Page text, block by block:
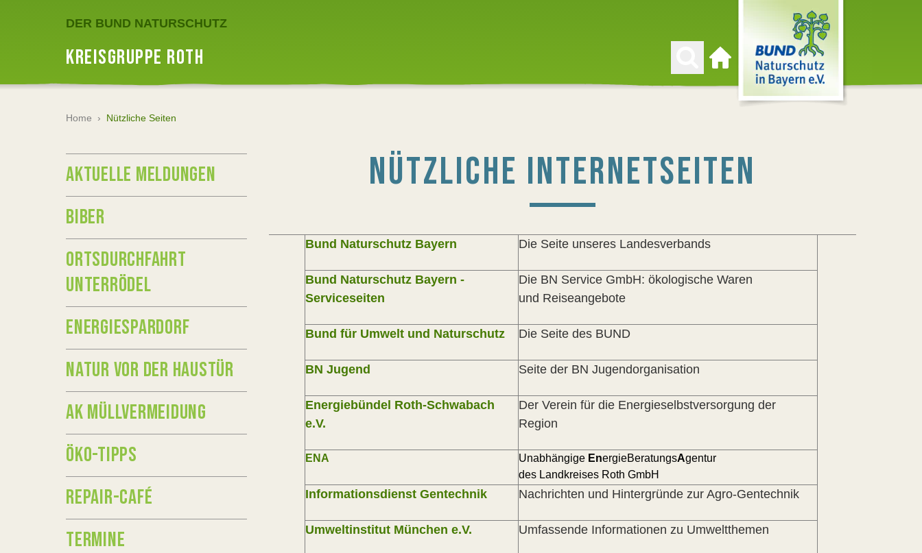
DER BUND NATURSCHUTZ
KREISGRUPPE ROTH
Zur Startseite
Home › Nützliche Seiten
NÜTZLICHE INTERNETSEITEN
Bund Naturschutz Bayern Die Seite unseres Landesverbands
Bund Naturschutz Bayern -
Serviceseiten
Die BN Service GmbH: ökologische Waren
und Reiseangebote
Bund für Umwelt und Naturschutz Die Seite des BUND
BN Jugend Seite der BN Jugendorganisation
Energiebündel Roth-Schwabach
e.V.
Der Verein für die Energieselbstversorgung der
Region
ENA Unabhängige EnergieBeratungsAgentur
des Landkreises Roth GmbH
Informationsdienst Gentechnik Nachrichten und Hintergründe zur Agro-Gentechnik
Umweltinstitut München e.V. Umfassende Informationen zu Umweltthemen
AKTUELLE MELDUNGEN
BIBER
ORTSDURCHFAHRT
UNTERRÖDEL
ENERGIESPARDORF
NATUR VOR DER HAUSTÜR
AK MÜLLVERMEIDUNG
ÖKO-TIPPS
REPAIR-CAFÉ
TERMINE